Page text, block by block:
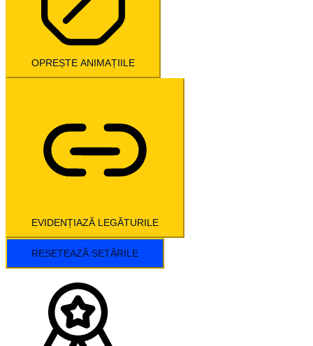
OPREȘTE ANIMAȚIILE
EVIDENȚIAZĂ LEGĂTURILE
RESETEAZĂ SETĂRILE